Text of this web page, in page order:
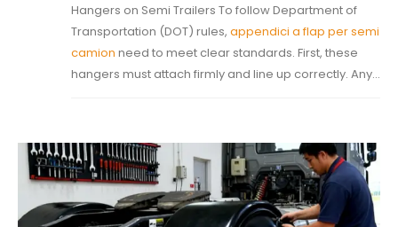
Hangers on Semi Trailers To follow Department of
Transportation (DOT) rules, appendici a flap per semi
camion need to meet clear standards. First, these
hangers must attach firmly and line up correctly. Any...